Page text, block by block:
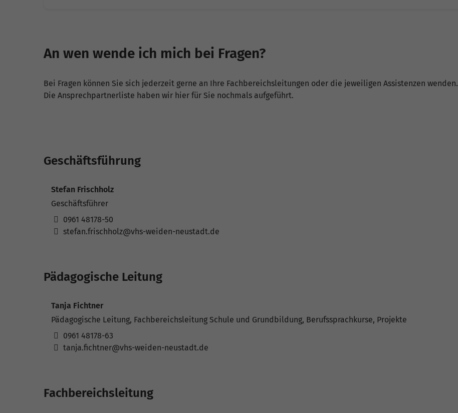
An wen wende ich mich bei Fragen?
Bei Fragen können Sie sich jederzeit gerne an Ihre Fachbereichsleitungen oder die jeweiligen Assistenzen wenden.
Die Ansprechpartnerliste haben wir hier für Sie nochmals aufgeführt.
Geschäftsführung
Stefan Frischholz
Geschäftsführer
0961 48178-50
stefan.frischholz@vhs-weiden-neustadt.de
Pädagogische Leitung
Tanja Fichtner
Pädagogische Leitung, Fachbereichsleitung Schule und Grundbildung, Berufssprachkurse, Projekte
0961 48178-63
tanja.fichtner@vhs-weiden-neustadt.de
Fachbereichsleitung